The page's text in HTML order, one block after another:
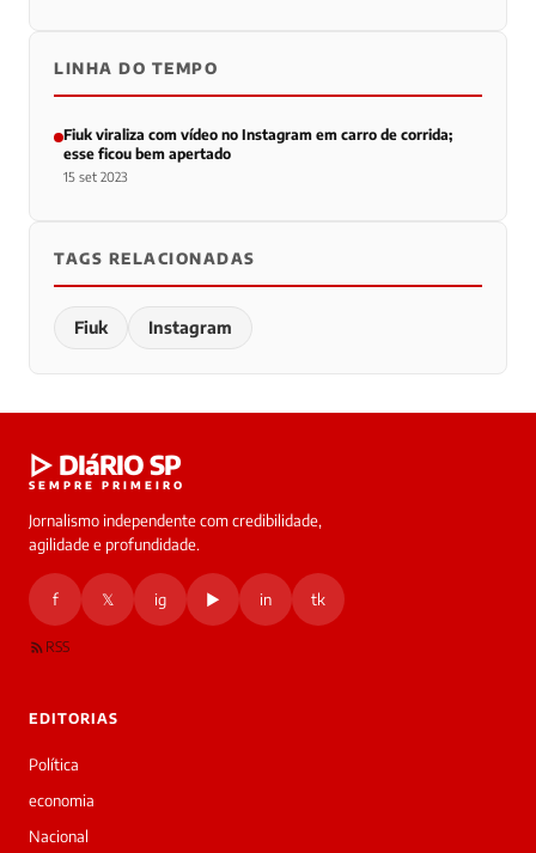
LINHA DO TEMPO
Fiuk viraliza com vídeo no Instagram em carro de corrida;
esse ficou bem apertado
15 set 2023
TAGS RELACIONADAS
Fiuk Instagram
▷ DIáRIO SP
SEMPRE PRIMEIRO
Jornalismo independente com credibilidade,
agilidade e profundidade.
f 𝕏 ig ▶ in tk
RSS
EDITORIAS
Política
economia
Nacional